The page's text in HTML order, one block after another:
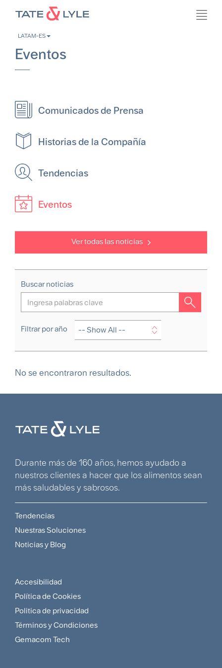
contentLATAM-ES
Eventos
Comunicados de Prensa
Historias de la Compañía
Tendencias
Eventos
Ver todas las noticias
Buscar noticias
Filtrar por año
No se encontraron resultados.
Durante más de 160 años, hemos ayudado a
nuestros clientes a hacer que los alimentos sean
más saludables y sabrosos.
Multilingual
footer
Tendencias
Nuestras Soluciones
Noticias y Blog
LATAM-
ES
footer
policy
Accesibilidad
Política de Cookies
Politica de privacidad
Términos y Condiciones
Gemacom Tech